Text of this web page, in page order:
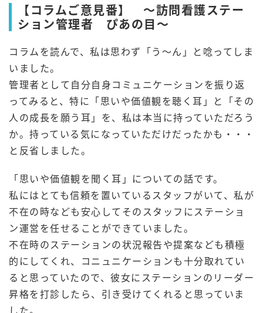
【コラムご意見番】 ～訪問看護ステー
ション管理者 ぴあの目～
コラムを読んで、私は思わず「う～ん」と唸ってしま
いました。
管理者として自分自身コミュニケーションを振り返
ってみると、特に「思いや価値観を聴く耳」と「その
人の成長を願う耳」を、私は本当に持っていただろう
か。持っている気になっていただけだったかも・・・
と反省しました。
「思いや価値観を聞く耳」についての話です。
私にはとても信頼を置いているスタッフがいて、私が
不在の時なども安心してそのスタッフにステーショ
ン運営を任せることができていました。
不在時のステーションの状況報告や提案なども積極
的にしてくれ、コニュニケーションも十分取れてい
ると思っていたので、彼女にステーションのリーダー
昇格を打診したら、引き受けてくれると思っていま
した。